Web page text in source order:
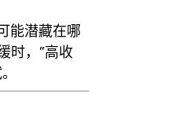
能潜藏在哪
时，“高收